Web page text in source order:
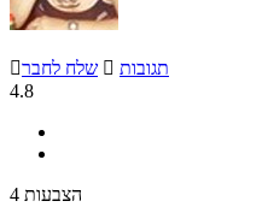
שלח לחבר  תגובות
4.8
4 הצבעות